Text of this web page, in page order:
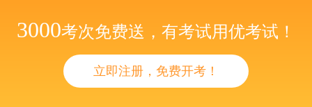
3000考次免费送，有考试用优考试！
立即注册，免费开考！